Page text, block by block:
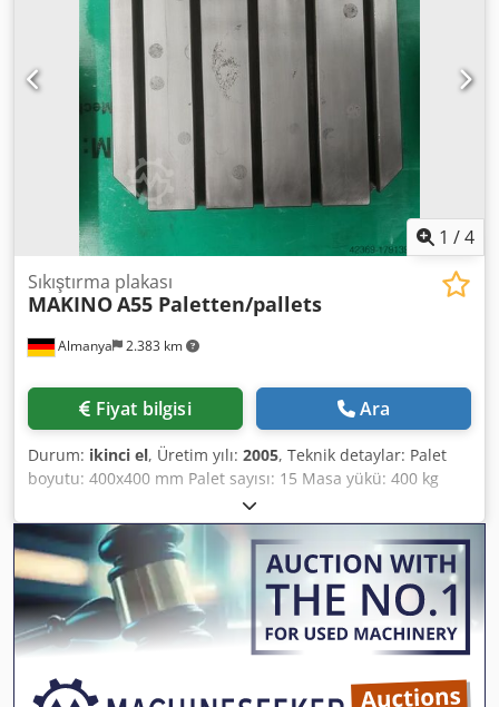
1 /4
Almanya 2.383 km
Sıkıştırma plakası
MAKINOA55 Paletten/pallets
Fiyat bilgisi Ara
Durum: ikinci el, Üretim yılı: 2005, Teknik detaylar: Palet
boyutu: 400x400 mm Palet sayısı: 15 Masa yükü: 400 kg
Makine ağırlığı yaklaşık: 0,060 t Yer ihtiyacı yaklaşık: 0,4 x
0,4 m Dedpfxsvc Adle Ah Esck Makino A 55 için 15 palet,
400 x 400 ebatlarında, T yuvalı satılık. *